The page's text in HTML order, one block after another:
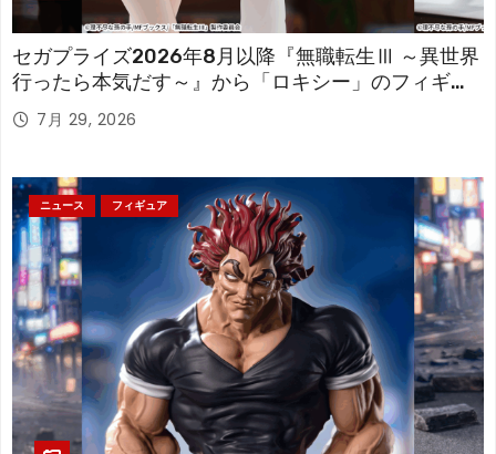
セガプライズ2026年8月以降『無職転生Ⅲ ～異世界
行ったら本気だす～』から「ロキシー」のフィギュ
アが登場！
7月 29, 2026
ニュース フィギュア